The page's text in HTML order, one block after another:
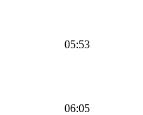
05:53
06:05